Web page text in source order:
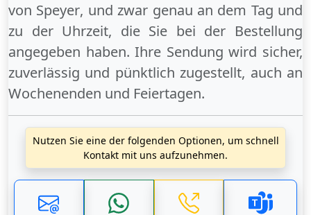
von Speyer, und zwar genau an dem Tag und
zu der Uhrzeit, die Sie bei der Bestellung
angegeben haben. Ihre Sendung wird sicher,
zuverlässig und pünktlich zugestellt, auch an
Wochenenden und Feiertagen.
Nutzen Sie eine der folgenden Optionen, um schnell
Kontakt mit uns aufzunehmen.